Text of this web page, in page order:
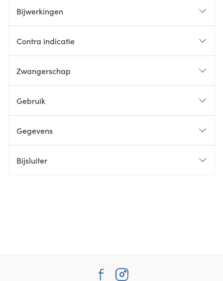
Bijwerkingen
Contra indicatie
Zwangerschap
Gebruik
Gegevens
Bijsluiter